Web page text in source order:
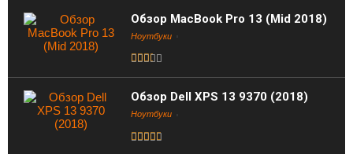
Обзор MacBook Pro 13 (Mid 2018)
Ноутбуки
Обзор Dell XPS 13 9370 (2018)
Ноутбуки